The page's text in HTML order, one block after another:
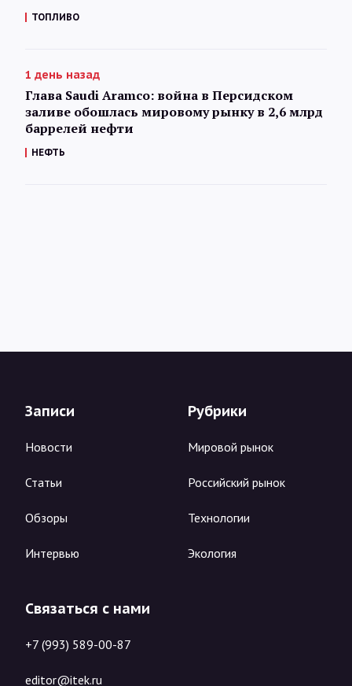
ТОПЛИВО
1 день назад
Глава Saudi Aramco: война в Персидском
заливе обошлась мировому рынку в 2,6 млрд
баррелей нефти
НЕФТЬ
Записи
Новости
Статьи
Обзоры
Интервью
Рубрики
Мировой рынок
Российский рынок
Технологии
Экология
Связаться с нами
+7 (993) 589-00-87
editor@itek.ru